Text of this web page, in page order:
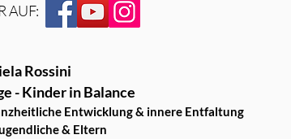
AUF:
Rossini
- Kinder in Balance
Entwicklung & innere Entfaltung
& Eltern